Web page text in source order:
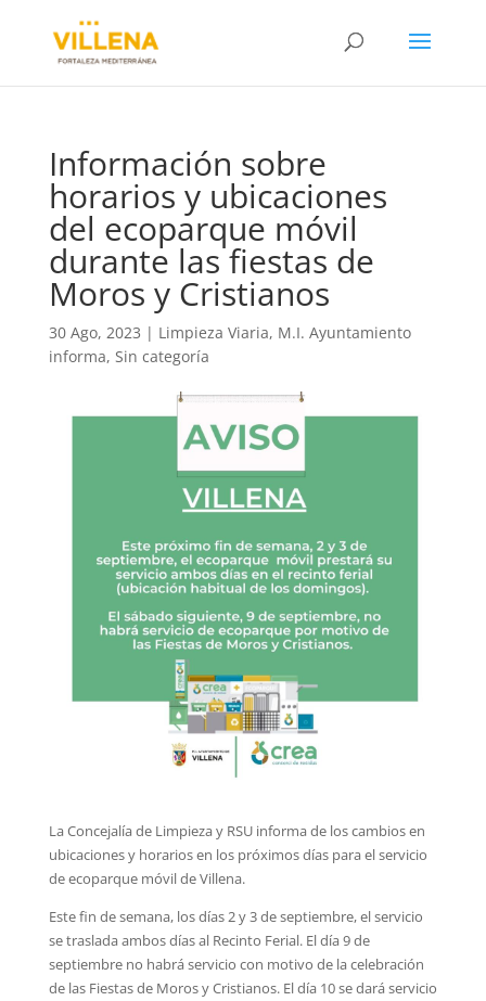
Información sobre
horarios y ubicaciones
del ecoparque móvil
durante las fiestas de
Moros y Cristianos
30 Ago, 2023 | Limpieza Viaria, M.I. Ayuntamiento
informa, Sin categoría
La Concejalía de Limpieza y RSU informa de los cambios en
ubicaciones y horarios en los próximos días para el servicio
de ecoparque móvil de Villena.
Este fin de semana, los días 2 y 3 de septiembre, el servicio
se traslada ambos días al Recinto Ferial. El día 9 de
septiembre no habrá servicio con motivo de la celebración
de las Fiestas de Moros y Cristianos. El día 10 se dará servicio